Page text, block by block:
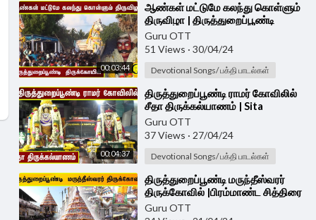
00:03:44
⁣ஆண்கள் மட்டுமே கலந்து கொள்ளும்
திருவிழா | திருத்துறைப்பூண்டி
திருக்கோயில்|Thiruthuraipoondi
Temple
Guru OTT
51 Views · 30/04/24
Devotional Songs/ பக்தி பாடல்கள்
00:04:37
⁣திருத்துறைப்பூண்டி ராமர் கோவிலில்
சீதா திருக்கல்யாணம் | Sita
Thirukalyanam at Sri Ramar
Temple
Guru OTT
37 Views · 27/04/24
Devotional Songs/ பக்தி பாடல்கள்
⁣திருத்துறைப்பூண்டி மருந்தீஸ்வரர்
திருக்கோவில் |பிரம்மாண்ட சித்திரை
தேரோட்டம் |Marundeeswarar
Temple
Guru OTT